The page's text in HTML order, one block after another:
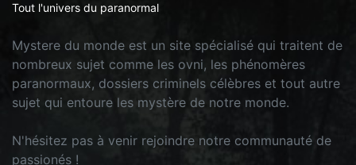
Tout l'univers du paranormal
Mystere du monde est un site spécialisé qui traitent de
nombreux sujet comme les ovni, les phénomères
paranormaux, dossiers criminels célèbres et tout autre
sujet qui entoure les mystère de notre monde.
N'hésitez pas à venir rejoindre notre communauté de
passionés !